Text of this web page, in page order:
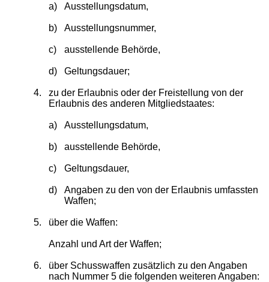
a) Ausstellungsdatum,
b) Ausstellungsnummer,
c) ausstellende Behörde,
d) Geltungsdauer;
4.
zu der Erlaubnis oder der Freistellung von der
Erlaubnis des anderen Mitgliedstaates:
a) Ausstellungsdatum,
b) ausstellende Behörde,
c) Geltungsdauer,
d)
Angaben zu den von der Erlaubnis umfassten
Waffen;
5. über die Waffen:
Anzahl und Art der Waffen;
6.
über Schusswaffen zusätzlich zu den Angaben
nach Nummer 5 die folgenden weiteren Angaben: